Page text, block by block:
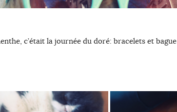
c’était la journée du doré: bracelets et bague